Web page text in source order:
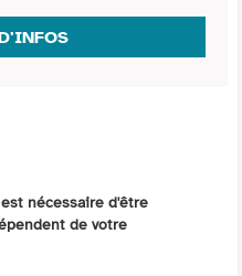
nécessaire d'être
de votre